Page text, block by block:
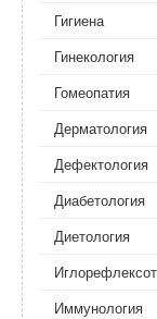
Гигиена
Гинекология
Гомеопатия
Дерматология‎
Дефектология‎
Диабетология
Диетология
Иммунология